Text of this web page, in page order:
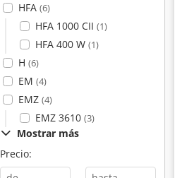
HFA (6)
HFA 1000 CII (1)
HFA 400 W (1)
H (6)
EM (4)
EMZ (4)
EMZ 3610 (3)
Mostrar más
Precio: